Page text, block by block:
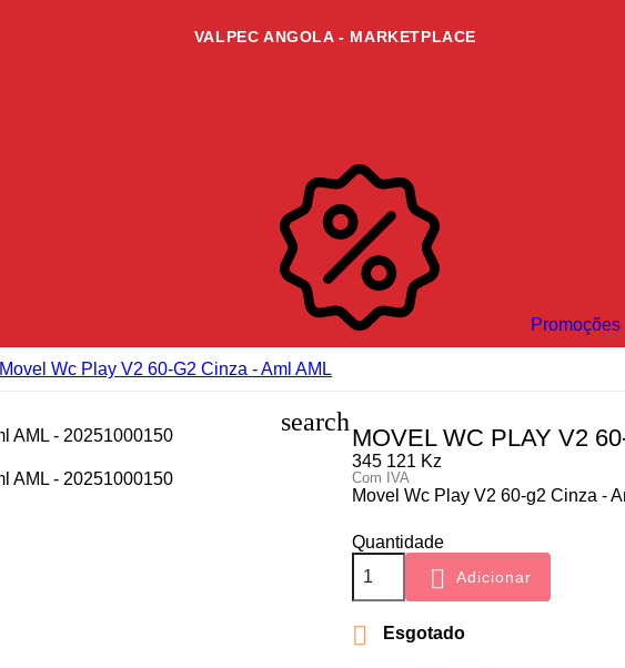
VALPEC ANGOLA - MARKETPLACE
Promoções
Movel Wc Play V2 60-G2 Cinza - Aml AML
search
MOVEL WC PLAY V2
345 121 Kz
Com IVA
Movel Wc Play V2 60-g2 Cinza -
Quantidade
 Adicionar
 Esgotado